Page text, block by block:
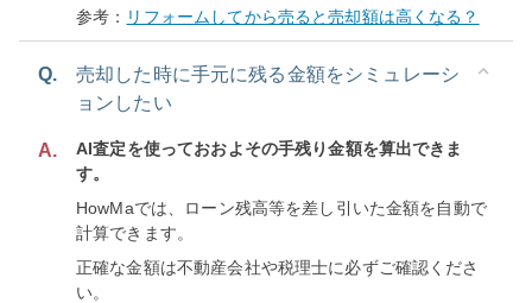
参考： リフォームしてから売ると売却額は高くなる？
Q.
売却した時に手元に残る金額をシミュレーシ
ョンしたい
A.
AI査定を使っておおよその手残り金額を算出できま
す。
HowMaでは、ローン残高等を差し引いた金額を自動で
計算できます。
正確な金額は不動産会社や税理士に必ずご確認くださ
い。